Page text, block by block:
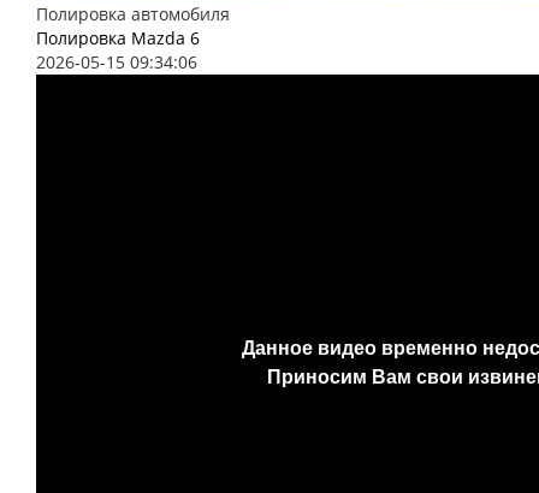
Полировка автомобиля
Полировка Mazda 6
2026-05-15 09:34:06